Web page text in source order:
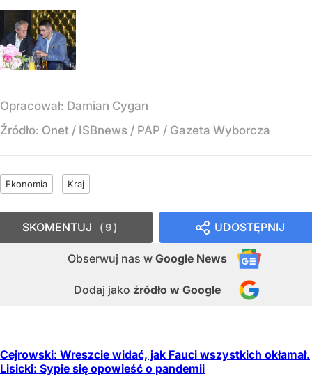
Opracował: Damian Cygan
Źródło: Onet / ISBnews / PAP / Gazeta Wyborcza
Ekonomia Kraj
UDOSTĘPNIJ
Obserwuj nas w Google News
Dodaj jako źródło w Google
SKOMENTUJ 9
Cejrowski: Wreszcie widać, jak Fauci wszystkich okłamał.
Lisicki: Sypie się opowieść o pandemii